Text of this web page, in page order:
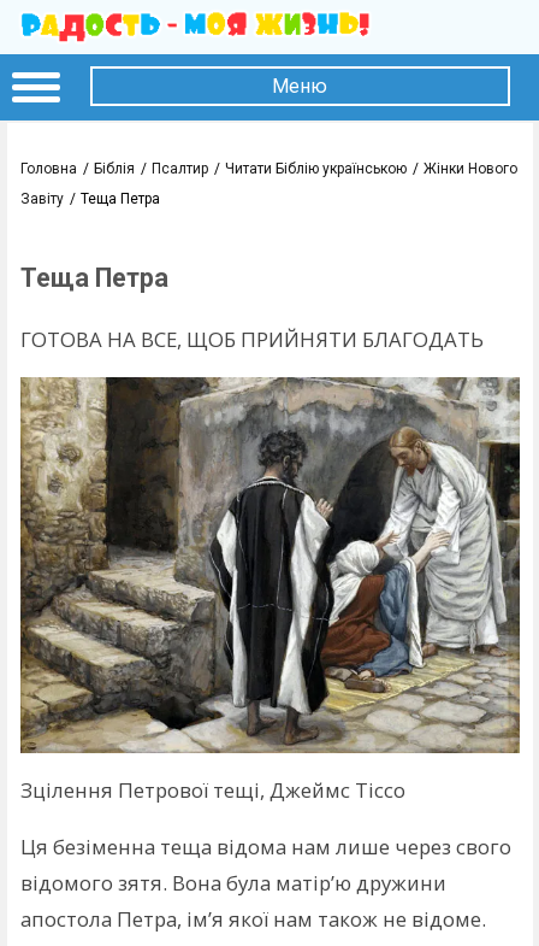
Меню
Головна Біблія Псалтир Читати Біблію українською
Жінки Нового
Завіту
Теща Петра
Теща Петра
ГОТОВА НА ВСЕ, ЩОБ ПРИЙНЯТИ БЛАГОДАТЬ
Зцілення Петрової тещі, Джеймс Тіссо
Ця безіменна теща відома нам лише через свого
відомого зятя. Вона була матір’ю дружини
апостола Петра, ім’я якої нам також не відоме.